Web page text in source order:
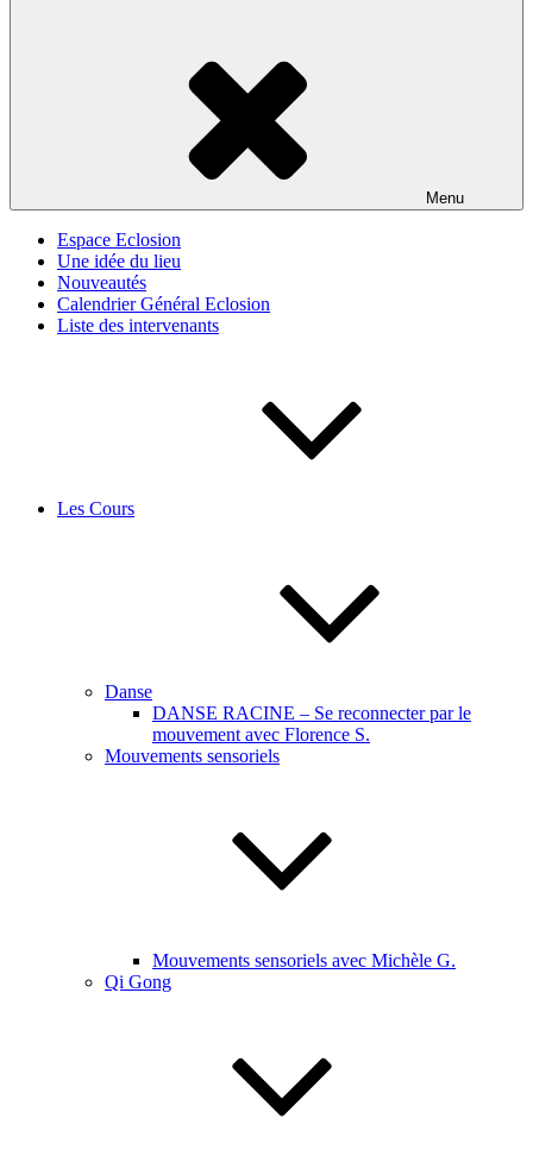
Menu
Espace Eclosion
Une idée du lieu
Nouveautés
Calendrier Général Eclosion
Liste des intervenants
Les Cours
Danse
DANSE RACINE – Se reconnecter par le
mouvement avec Florence S.
Mouvements sensoriels
Mouvements sensoriels avec Michèle G.
Qi Gong